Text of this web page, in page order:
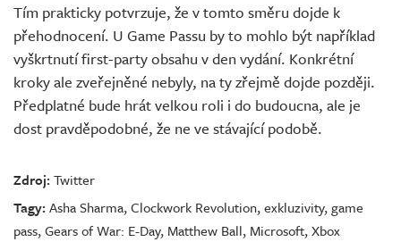
Tím prakticky potvrzuje, že v tomto směru dojde k
přehodnocení. U Game Passu by to mohlo být například
vyškrtnutí first-party obsahu v den vydání. Konkrétní
kroky ale zveřejněné nebyly, na ty zřejmě dojde později.
Předplatné bude hrát velkou roli i do budoucna, ale je
dost pravděpodobné, že ne ve stávající podobě.
Zdroj:Twitter
Tagy:Asha Sharma,Clockwork Revolution,exkluzivity,game
pass,Gears of War: E-Day, Matthew Ball, Microsoft,Xbox